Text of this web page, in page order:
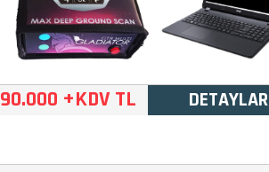
90.000 +KDV TL DETAYLAR